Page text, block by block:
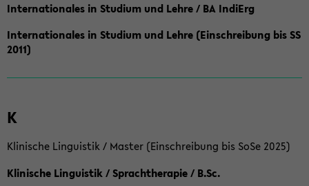
Internationales in Studium und Lehre / BA IndiErg
Internationales in Studium und Lehre (Einschreibung bis SS
2011)
K
Klinische Linguistik / Master (Einschreibung bis SoSe 2025)
Klinische Linguistik / Sprachtherapie / B.Sc.